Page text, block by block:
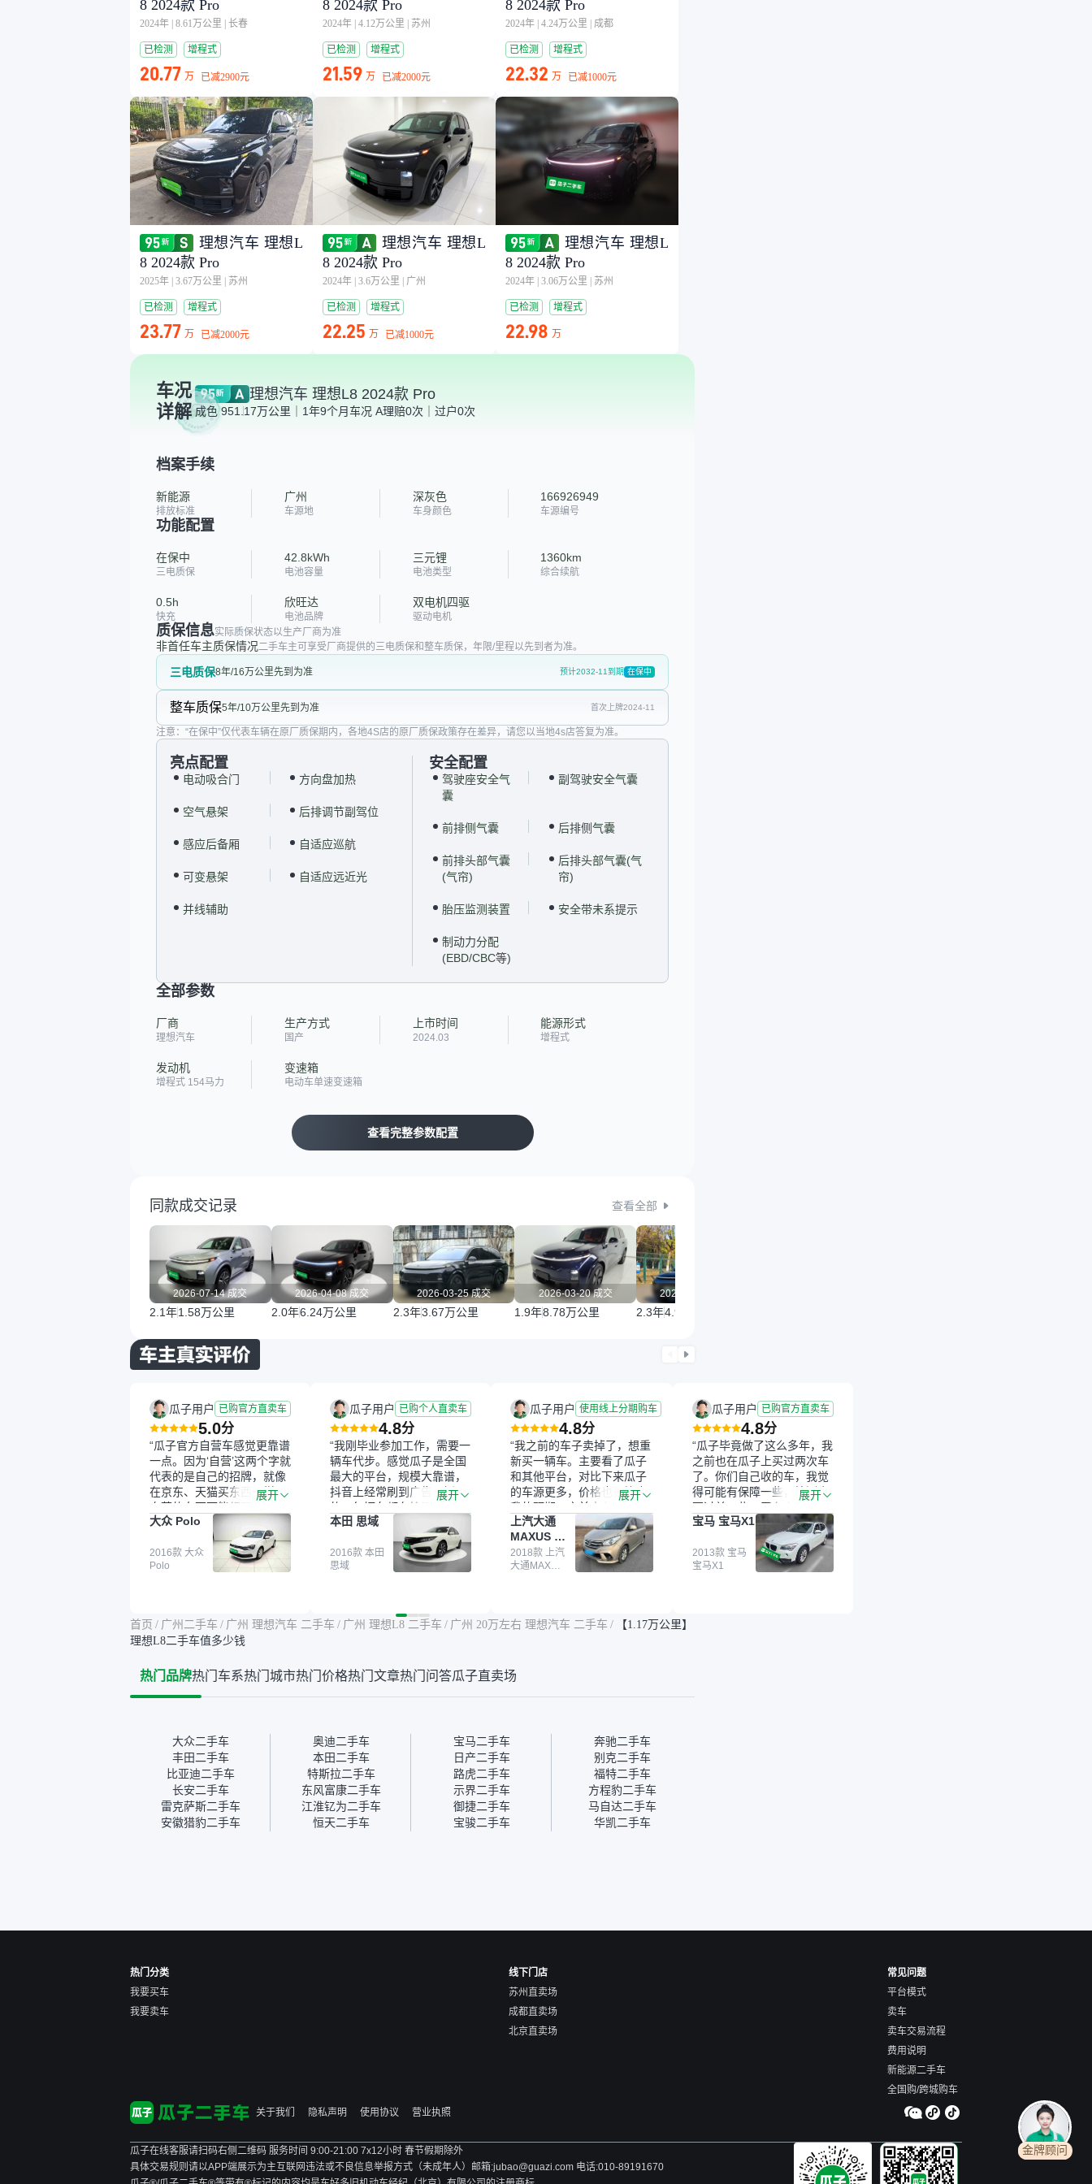
8 2024款 Pro
2024年 8.61万公里 长春
已检测 增程式
20.77 万 已减2900元
8 2024款 Pro
2024年 4.12万公里 苏州
已检测 增程式
21.59 万 已减2000元
8 2024款 Pro
2024年 4.24万公里 成都
已检测 增程式
22.32 万 已减1000元
理想汽车 理想L
8 2024款 Pro
2025年 3.67万公里 苏州
已检测 增程式
23.77 万 已减2000元
理想汽车 理想L
8 2024款 Pro
2024年 3.6万公里 广州
已检测 增程式
22.25 万 已减1000元
理想汽车 理想L
8 2024款 Pro
2024年 3.06万公里 苏州
已检测 增程式
22.98 万
车况
详解
理想汽车 理想L8 2024款 Pro
成色 951.17万公里｜1年9个月车况 A理赔0次｜过户0次
档案手续
新能源
排放标准
广州
车源地
深灰色
车身颜色
166926949
车源编号
功能配置
在保中
三电质保
42.8kWh
电池容量
三元锂
电池类型
1360km
综合续航
0.5h
快充
欣旺达
电池品牌
双电机四驱
驱动电机
质保信息实际质保状态以生产厂商为准
非首任车主质保情况二手车主可享受厂商提供的三电质保和整车质保，年限/里程以先到者为准。
三电质保8年/16万公里先到为准 预计2032-11到期 在保中
整车质保5年/10万公里先到为准 首次上牌2024-11
注意：“在保中”仅代表车辆在原厂质保期内，各地4S店的原厂质保政策存在差异，请您以当地4s店答复为准。
亮点配置
电动吸合门 方向盘加热
空气悬架 后排调节副驾位
感应后备厢 自适应巡航
可变悬架 自适应远近光
并线辅助
安全配置
驾驶座安全气
囊
副驾驶安全气囊
前排侧气囊 后排侧气囊
前排头部气囊
(气帘)
后排头部气囊(气
帘)
胎压监测装置 安全带未系提示
制动力分配
(EBD/CBC等)
全部参数
厂商
理想汽车
生产方式
国产
上市时间
2024.03
能源形式
增程式
发动机
增程式 154马力
变速箱
电动车单速变速箱
查看完整参数配置
同款成交记录 查看全部
2026-07-14 成交
2.1年1.58万公里
2026-04-08 成交
2.0年6.24万公里
2026-03-25 成交
2.3年3.67万公里
2026-03-20 成交
1.9年8.78万公里
2026-02-04 成交
2.3年4.94万公里
瓜子用户 已购官方直卖车
5.0分
“瓜子官方自营车感觉更靠谱
一点。因为‘自营’这两个字就
代表的是自己的招牌，就像
在京东、天猫买东西一样，
自营的东西可能都要好一
点。就是这种刻板印象吧。
一开始买二手车的时候，我
确实有担心过事故车、泡水
车这些问题。瓜子的检测报
况。我拿到你们的信息之
后，自己又在线上去做了一
台），同时也找了朋友帮忙
线下看车。结果跟你们的报
我第一天看车，第二天你们
就约我到店，我第三天去提
的车。去之前我提前跟交接
人员说好，到了之后要当着
我的面再做一次复检，你们
也安排了师傅，服务可以，
速度很快。体验下来自营车
展开
大众 Polo
2016款 大众
Polo
瓜子用户 已购个人直卖车
4.8分
“我刚毕业参加工作，需要一
辆车代步。感觉瓜子是全国
最大的平台，规模大靠谱，
抖音上经常刷到广告，挺火
的。每辆车都有检测报告，
这个让我很放心。去外面买
车全凭卖家一张嘴，不敢
买。我买了本田思域，白
色，过户次数少，公里数符
平台，车价贵点也正常，毕
竟有保障。其他平台上很多
多花点钱买个放心。从个人
展开
本田 思域
2016款 本田
思域
瓜子用户 使用线上分期购车
4.8分
“我之前的车子卖掉了，想重
新买一辆车。主要看了瓜子
和其他平台，对比下来瓜子
的车源更多，价格也更符合
我的预期。之前卖车来过瓜
子，虽然价格没谈成，但
APP一直留着。瓜子毕竟是
大平台，整体印象还好。我
最终买了一台上汽大通，18
期，这一点很便捷，其他平
心的额外价值。虽然我砍过
为瓜子有质保，车子出小毛
病维修更有保障。”
展开
上汽大通
MAXUS 大
通G10
2018款 上汽
大通MAXUS
瓜子用户 已购官方直卖车
4.8分
“瓜子毕竟做了这么多年，我
之前也在瓜子上买过两次车
了。你们自己收的车，我觉
得可能有保障一些，检测会
更过关一些。平台自己收上
来再卖的车，应该更可靠。
我买的是宝马X1，主要看中
它的价格和公里数比较合
适。另外，瓜子承诺无火
展开
宝马 宝马X1
2013款 宝马
宝马X1
首页 / 广州二手车 / 广州 理想汽车 二手车 / 广州 理想L8 二手车 / 广州 20万左右 理想汽车 二手车 /
【1.17万公里】
理想L8二手车值多少钱
热门品牌热门车系热门城市热门价格热门文章热门问答瓜子直卖场
大众二手车 奥迪二手车 宝马二手车
奔驰二手车
丰田二手车
本田二手车 日产二手车
别克二手车
比亚迪二手车
特斯拉二手车 路虎二手车
福特二手车
长安二手车
东风富康二手车 示界二手车
方程豹二手车
雷克萨斯二手车
江淮钇为二手车 御捷二手车
马自达二手车
安徽猎豹二手车
恒天二手车 宝骏二手车 华凯二手车
热门分类
我要买车
我要卖车
线下门店
苏州直卖场
成都直卖场
北京直卖场
常见问题
平台模式
卖车
卖车交易流程
费用说明
新能源二手车
全国购/跨城购车
关于我们
隐私声明 使用协议 营业执照
瓜子在线客服请扫码右侧二维码 服务时间 9:00-21:00 7x12小时 春节假期除外
具体交易规则请以APP端展示为主 互联网违法或不良信息举报方式（未成年人）邮箱:jubao@guazi.com 电话:010-89191670
金牌顾问